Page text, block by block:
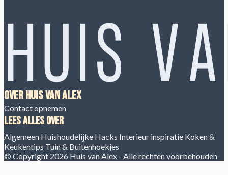
Over Huis van Alex
Contact opnemen
Lees alles over
Algemeen Huishoudelijke Hacks Interieur inspiratie Koken &
Keukentips Tuin & Buitenhoekjes
© Copyright 2026 Huis van Alex - Alle rechten voorbehouden